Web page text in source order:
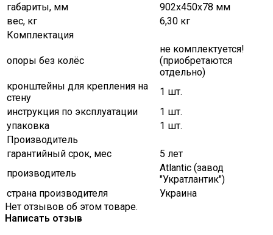
габариты, мм
902х450х78 мм
вес, кг
6,30 кг
Комплектация
опоры без колёс
не комплектуется!
(приобретаются
отдельно)
кронштейны для крепления на
стену
1 шт.
инструкция по эксплуатации
1 шт.
упаковка
1 шт.
Производитель
гарантийный срок, мес
5 лет
производитель
Atlantic (завод
"Укратлантик")
страна производителя
Украина
Нет отзывов об этом товаре.
Написать отзыв